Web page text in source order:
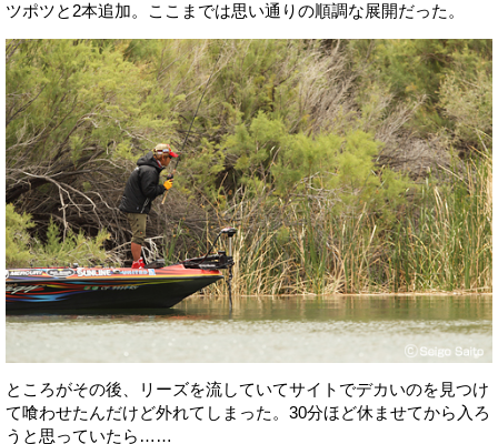
ツポツと2本追加。ここまでは思い通りの順調な展開だった。
ところがその後、リーズを流していてサイトでデカいのを見つけ
て喰わせたんだけど外れてしまった。30分ほど休ませてから入ろ
うと思っていたら……